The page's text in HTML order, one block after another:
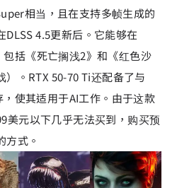
相当，且在支持多帧生成的
4.5更新后。它能够在
括《死亡搁浅2》和《红色沙
。RTX 50-70 Ti还配备了与
使其适用于AI工作。由于这款
美元以下几乎无法买到，购买预
方式。